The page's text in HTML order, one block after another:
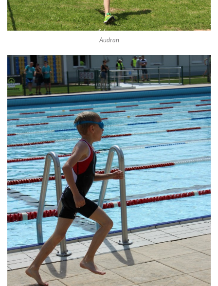
Audran